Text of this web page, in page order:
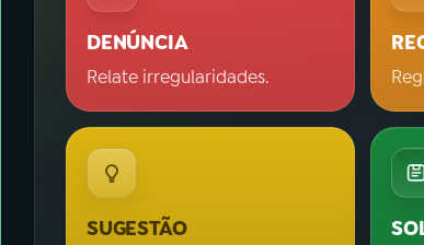
DENÚNCIA
Relate irregularidades.
SUGESTÃO